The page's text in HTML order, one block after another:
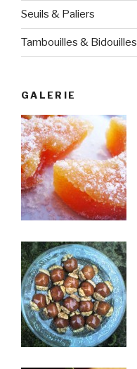
Seuils & Paliers
Tambouilles & Bidouilles
GALERIE